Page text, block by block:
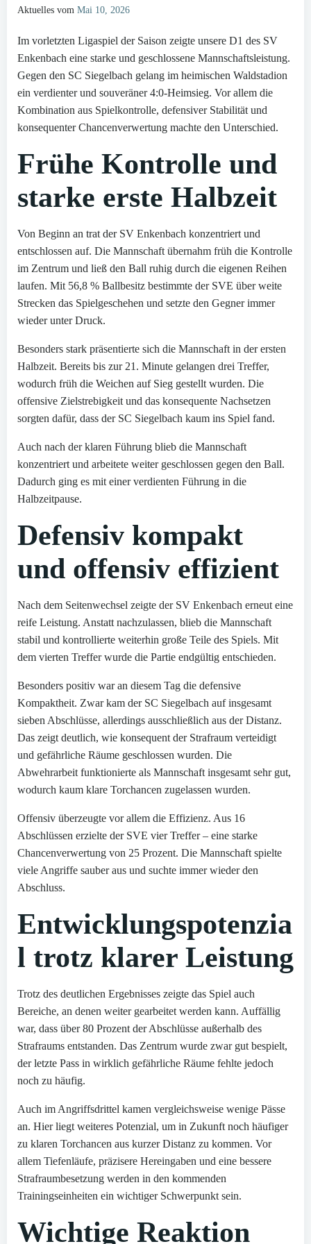
Aktuelles vom Mai 10, 2026
Im vorletzten Ligaspiel der Saison zeigte unsere D1 des SV
Enkenbach eine starke und geschlossene Mannschaftsleistung.
Gegen den SC Siegelbach gelang im heimischen Waldstadion
ein verdienter und souveräner 4:0-Heimsieg. Vor allem die
Kombination aus Spielkontrolle, defensiver Stabilität und
konsequenter Chancenverwertung machte den Unterschied.
Frühe Kontrolle und
starke erste Halbzeit
Von Beginn an trat der SV Enkenbach konzentriert und
entschlossen auf. Die Mannschaft übernahm früh die Kontrolle
im Zentrum und ließ den Ball ruhig durch die eigenen Reihen
laufen. Mit 56,8 % Ballbesitz bestimmte der SVE über weite
Strecken das Spielgeschehen und setzte den Gegner immer
wieder unter Druck.
Besonders stark präsentierte sich die Mannschaft in der ersten
Halbzeit. Bereits bis zur 21. Minute gelangen drei Treffer,
wodurch früh die Weichen auf Sieg gestellt wurden. Die
offensive Zielstrebigkeit und das konsequente Nachsetzen
sorgten dafür, dass der SC Siegelbach kaum ins Spiel fand.
Auch nach der klaren Führung blieb die Mannschaft
konzentriert und arbeitete weiter geschlossen gegen den Ball.
Dadurch ging es mit einer verdienten Führung in die
Halbzeitpause.
Defensiv kompakt
und offensiv effizient
Nach dem Seitenwechsel zeigte der SV Enkenbach erneut eine
reife Leistung. Anstatt nachzulassen, blieb die Mannschaft
stabil und kontrollierte weiterhin große Teile des Spiels. Mit
dem vierten Treffer wurde die Partie endgültig entschieden.
Besonders positiv war an diesem Tag die defensive
Kompaktheit. Zwar kam der SC Siegelbach auf insgesamt
sieben Abschlüsse, allerdings ausschließlich aus der Distanz.
Das zeigt deutlich, wie konsequent der Strafraum verteidigt
und gefährliche Räume geschlossen wurden. Die
Abwehrarbeit funktionierte als Mannschaft insgesamt sehr gut,
wodurch kaum klare Torchancen zugelassen wurden.
Offensiv überzeugte vor allem die Effizienz. Aus 16
Abschlüssen erzielte der SVE vier Treffer – eine starke
Chancenverwertung von 25 Prozent. Die Mannschaft spielte
viele Angriffe sauber aus und suchte immer wieder den
Abschluss.
Entwicklungspotenzia
l trotz klarer Leistung
Trotz des deutlichen Ergebnisses zeigte das Spiel auch
Bereiche, an denen weiter gearbeitet werden kann. Auffällig
war, dass über 80 Prozent der Abschlüsse außerhalb des
Strafraums entstanden. Das Zentrum wurde zwar gut bespielt,
der letzte Pass in wirklich gefährliche Räume fehlte jedoch
noch zu häufig.
Auch im Angriffsdrittel kamen vergleichsweise wenige Pässe
an. Hier liegt weiteres Potenzial, um in Zukunft noch häufiger
zu klaren Torchancen aus kurzer Distanz zu kommen. Vor
allem Tiefenläufe, präzisere Hereingaben und eine bessere
Strafraumbesetzung werden in den kommenden
Trainingseinheiten ein wichtiger Schwerpunkt sein.
Wichtige Reaktion